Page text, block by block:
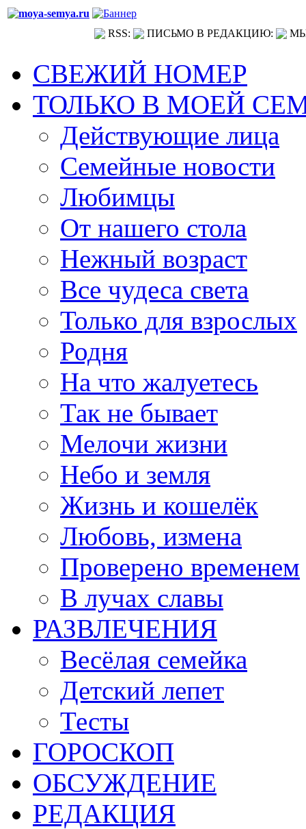
RSS: ПИСЬМО В РЕДАКЦИЮ:
СВЕЖИЙ НОМЕР
ТОЛЬКО В МОЕЙ
Действующие лица
Семейные новости
Любимцы
От нашего стола
Нежный возраст
Все чудеса света
Только для взрослых
Родня
На что жалуетесь
Так не бывает
Мелочи жизни
Небо и земля
Жизнь и кошелёк
Любовь, измена
Проверено временем
В лучах славы
РАЗВЛЕЧЕНИЯ
Весёлая семейка
Детский лепет
Тесты
ГОРОСКОП
ОБСУЖДЕНИЕ
РЕДАКЦИЯ